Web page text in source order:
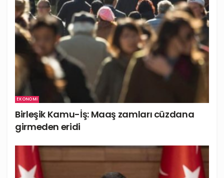
EKONOMI
Birleşik Kamu-İş: Maaş zamları cüzdana
girmeden eridi